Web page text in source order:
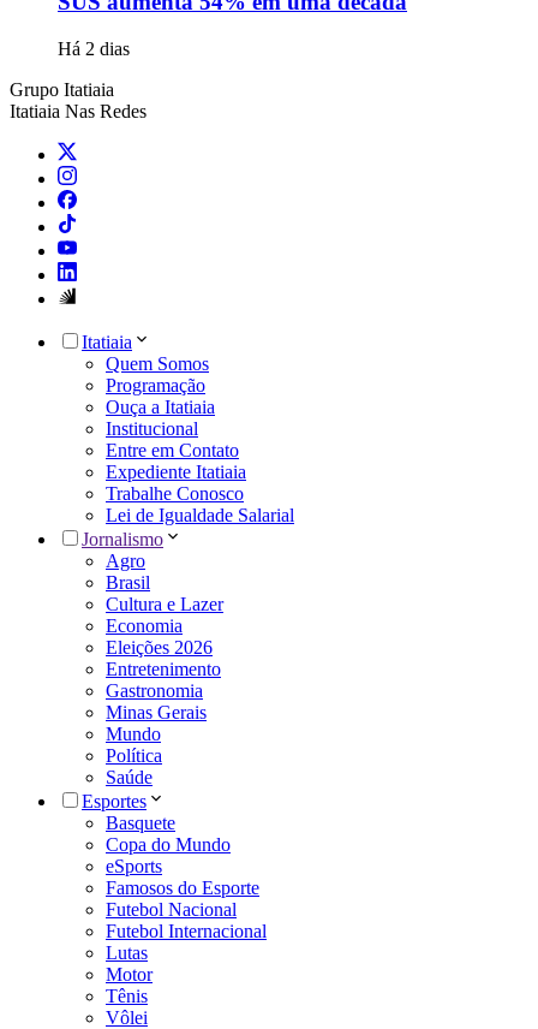
Há 2 dias
Grupo Itatiaia
Itatiaia Nas Redes
Itatiaia
Quem Somos
Programação
Ouça a Itatiaia
Institucional
Entre em Contato
Expediente Itatiaia
Trabalhe Conosco
Lei de Igualdade Salarial
Jornalismo
Agro
Brasil
Cultura e Lazer
Economia
Eleições 2026
Entretenimento
Gastronomia
Minas Gerais
Mundo
Política
Saúde
Esportes
Basquete
Copa do Mundo
eSports
Famosos do Esporte
Futebol Nacional
Futebol Internacional
Lutas
Motor
Tênis
Vôlei